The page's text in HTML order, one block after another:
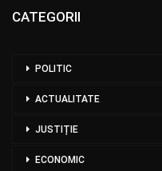
CATEGORII
POLITIC
ACTUALITATE
JUSTIȚIE
ECONOMIC